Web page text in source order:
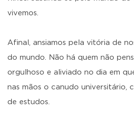
vivemos.
Afinal, ansiamos pela vitória de
do mundo. Não há quem não
orgulhoso e aliviado no dia em
nas mãos o canudo universitário,
de estudos.